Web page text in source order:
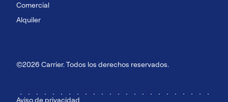
Comercial
Alquiler
©2026 Carrier. Todos los derechos reservados.
Aviso de privacidad